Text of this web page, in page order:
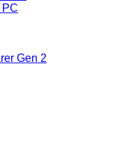
PC
Gen 2